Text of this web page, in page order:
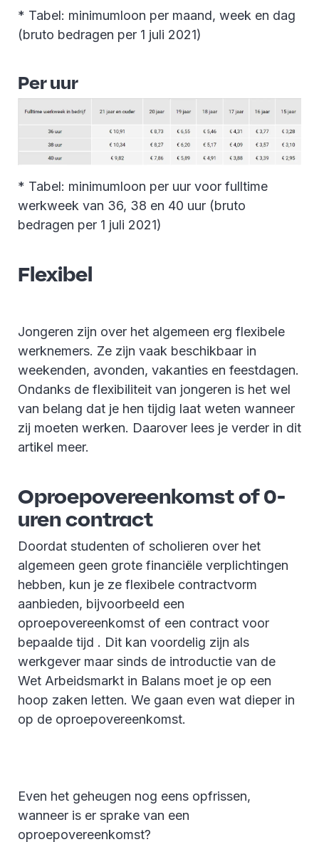
* Tabel: minimumloon per maand, week en dag
(bruto bedragen per 1 juli 2021)
Per uur
* Tabel: minimumloon per uur voor fulltime
werkweek van 36, 38 en 40 uur (bruto
bedragen per 1 juli 2021)
Flexibel
Jongeren zijn over het algemeen erg flexibele
werknemers. Ze zijn vaak beschikbaar in
weekenden, avonden, vakanties en feestdagen.
Ondanks de flexibiliteit van jongeren is het wel
van belang dat je hen tijdig laat weten wanneer
zij moeten werken. Daarover lees je verder in dit
artikel meer.
Oproepovereenkomst of 0-
uren contract
Doordat studenten of scholieren over het
algemeen geen grote financiële verplichtingen
hebben, kun je ze flexibele contractvorm
aanbieden, bijvoorbeeld een
oproepovereenkomst of een contract voor
bepaalde tijd . Dit kan voordelig zijn als
werkgever maar sinds de introductie van de
Wet Arbeidsmarkt in Balans moet je op een
hoop zaken letten. We gaan even wat dieper in
op de oproepovereenkomst.
Even het geheugen nog eens opfrissen,
wanneer is er sprake van een
oproepovereenkomst?